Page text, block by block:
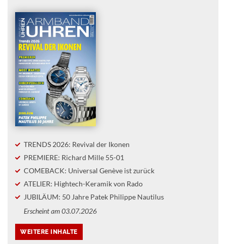
TRENDS 2026: Revival der Ikonen
PREMIERE: Richard Mille 55-01
COMEBACK: Universal Genève ist zurück
ATELIER: Hightech-Keramik von Rado
JUBILÄUM: 50 Jahre Patek Philippe Nautilus
Erscheint am 03.07.2026